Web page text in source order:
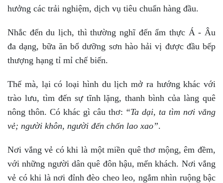
hưởng các trải nghiệm, dịch vụ tiêu chuẩn hàng đầu.
Nhắc đến du lịch, thì thường nghĩ đến ẩm thực Á - Âu
đa dạng, bữa ăn bổ dưỡng sơn hào hải vị được đầu bếp
thượng hạng tỉ mỉ chế biến.
Thế mà, lại có loại hình du lịch mở ra hướng khác với
trào lưu, tìm đến sự tĩnh lặng, thanh bình của làng quê
nông thôn. Có khác gì câu thơ: “Ta dại, ta tìm nơi vắng
vẻ; người khôn, người đến chốn lao xao”.
Nơi vắng vẻ có khi là một miền quê thơ mộng, êm đềm,
với những người dân quê đôn hậu, mến khách. Nơi vắng
vẻ có khi là nơi đỉnh đèo cheo leo, ngắm nhìn ruộng bậc